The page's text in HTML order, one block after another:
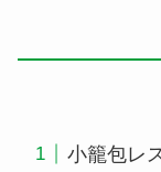
小籠包レ